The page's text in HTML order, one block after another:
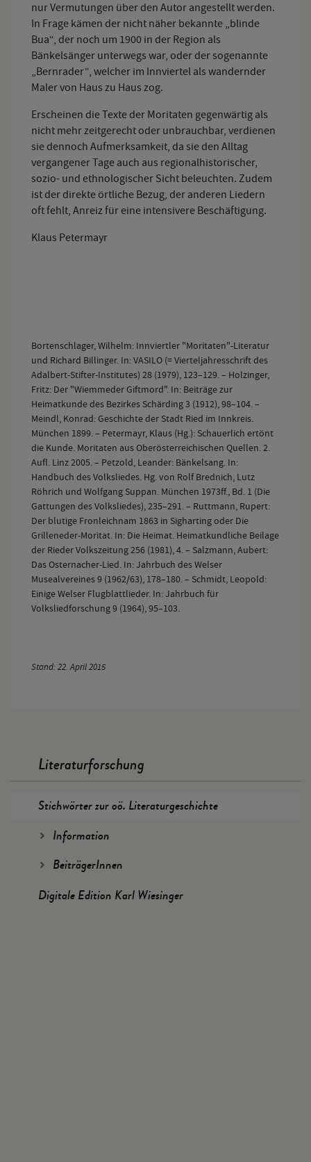
nur Vermutungen über den Autor angestellt werden.
In Frage kämen der nicht näher bekannte „blinde
Bua“, der noch um 1900 in der Region als
Bänkelsänger unterwegs war, oder der sogenannte
„Bernrader“, welcher im Innviertel als wandernder
Maler von Haus zu Haus zog.
Erscheinen die Texte der Moritaten gegenwärtig als
nicht mehr zeitgerecht oder unbrauchbar, verdienen
sie dennoch Aufmerksamkeit, da sie den Alltag
vergangener Tage auch aus regionalhistorischer,
sozio- und ethnologischer Sicht beleuchten. Zudem
ist der direkte örtliche Bezug, der anderen Liedern
oft fehlt, Anreiz für eine intensivere Beschäftigung.
Klaus Petermayr
Bortenschlager, Wilhelm: Innviertler "Moritaten"-Literatur
und Richard Billinger. In: VASILO (= Vierteljahresschrift des
Adalbert-Stifter-Institutes) 28 (1979), 123–129. – Holzinger,
Fritz: Der "Wiemmeder Giftmord". In: Beiträge zur
Heimatkunde des Bezirkes Schärding 3 (1912), 98–104. –
Meindl, Konrad: Geschichte der Stadt Ried im Innkreis.
München 1899. – Petermayr, Klaus (Hg.): Schauerlich ertönt
die Kunde. Moritaten aus Oberösterreichischen Quellen. 2.
Aufl. Linz 2005. – Petzold, Leander: Bänkelsang. In:
Handbuch des Volksliedes. Hg. von Rolf Brednich, Lutz
Röhrich und Wolfgang Suppan. München 1973ff., Bd. 1 (Die
Gattungen des Volksliedes), 235–291. – Ruttmann, Rupert:
Der blutige Fronleichnam 1863 in Sigharting oder Die
Grilleneder-Moritat. In: Die Heimat. Heimatkundliche Beilage
der Rieder Volkszeitung 256 (1981), 4. – Salzmann, Aubert:
Das Osternacher-Lied. In: Jahrbuch des Welser
Musealvereines 9 (1962/63), 178–180. – Schmidt, Leopold:
Einige Welser Flugblattlieder. In: Jahrbuch für
Volksliedforschung 9 (1964), 95–103.
Stand: 22. April 2015
Literaturforschung
Stichwörter zur oö. Literaturgeschichte
Information
BeiträgerInnen
Digitale Edition Karl Wiesinger